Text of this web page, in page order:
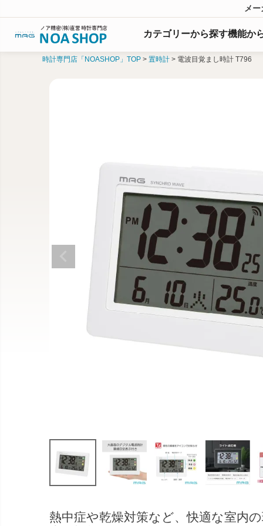
メ
カテゴリーから探す機能か
時計専門店「NOASHOP」TOP 置時計 電波目覚まし時計 T796
熱中症や乾燥対策など、快適な室内